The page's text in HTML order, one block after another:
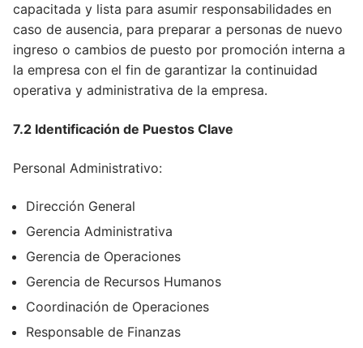
capacitada y lista para asumir responsabilidades en
caso de ausencia, para preparar a personas de nuevo
ingreso o cambios de puesto por promoción interna a
la empresa con el fin de garantizar la continuidad
operativa y administrativa de la empresa.
7.2 Identificación de Puestos Clave
Personal Administrativo:
Dirección General
Gerencia Administrativa
Gerencia de Operaciones
Gerencia de Recursos Humanos
Coordinación de Operaciones
Responsable de Finanzas